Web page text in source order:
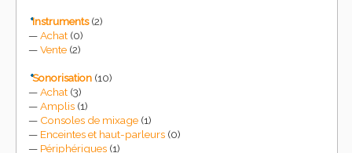
Instruments(2)
Achat (0)
Vente (2)
Sonorisation (10)
Achat (3)
Amplis (1)
Consoles de mixage (1)
Enceintes et haut-parleurs (0)
Périphériques (1)